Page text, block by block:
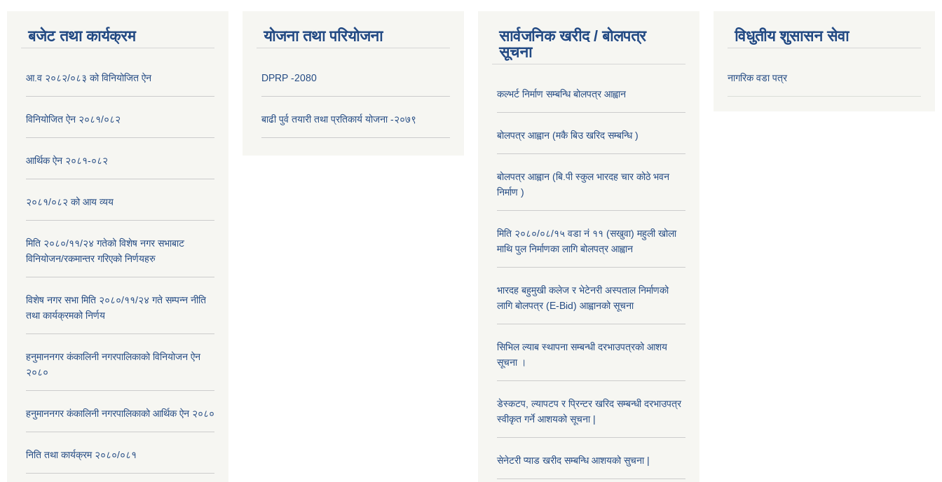
बजेट तथा कार्यक्रम
आ.व २०८२/०८३ को विनियोजित ऐन
विनियोजित ऐन २०८१/०८२
आर्थिक ऐन २०८१-०८२
२०८१/०८२ को आय व्यय
मिति २०८०/११/२४ गतेको विशेष नगर सभाबाट
विनियोजन/रकमान्तर गरिएको निर्णयहरु
विशेष नगर सभा मिति २०८०/११/२४ गते सम्पन्न नीति
तथा कार्यक्रमको निर्णय
हनुमाननगर कंकालिनी नगरपालिकाको विनियोजन ऐन
२०८०
हनुमाननगर कंकालिनी नगरपालिकाको आर्थिक ऐन २०८०
निति तथा कार्यक्रम २०८०/०८१
योजना तथा परियोजना
DPRP -2080
बाढी पुर्व तयारी तथा प्रतिकार्य योजना -२०७९
सार्वजनिक खरीद / बोलपत्र
सूचना
कल्भर्ट निर्माण सम्बन्धि बोलपत्र आह्वान
बोलपत्र आह्वान (मकै बिउ खरिद सम्बन्धि )
बोलपत्र आह्वान (बि.पी स्कुल भारदह चार कोठे भवन
निर्माण )
मिति २०८०/०८/१५ वडा नं ११ (सखुवा) महुली खोला
माथि पुल निर्माणका लागि बोलपत्र आह्वान
भारदह बहुमुखी कलेज र भेटेनरी अस्पताल निर्माणको
लागि बोलपत्र (E-Bid) आह्वानको सूचना
सिभिल ल्याब स्थापना सम्बन्धी दरभाउपत्रको आशय
सूचना ।
डेस्कटप, ल्यापटप र प्रिन्टर खरिद सम्बन्धी दरभाउपत्र
स्वीकृत गर्ने आशयको सूचना |
सेनेटरी प्याड खरीद सम्बन्धि आशयको सुचना |
विधुतीय शुसासन सेवा
नागरिक वडा पत्र